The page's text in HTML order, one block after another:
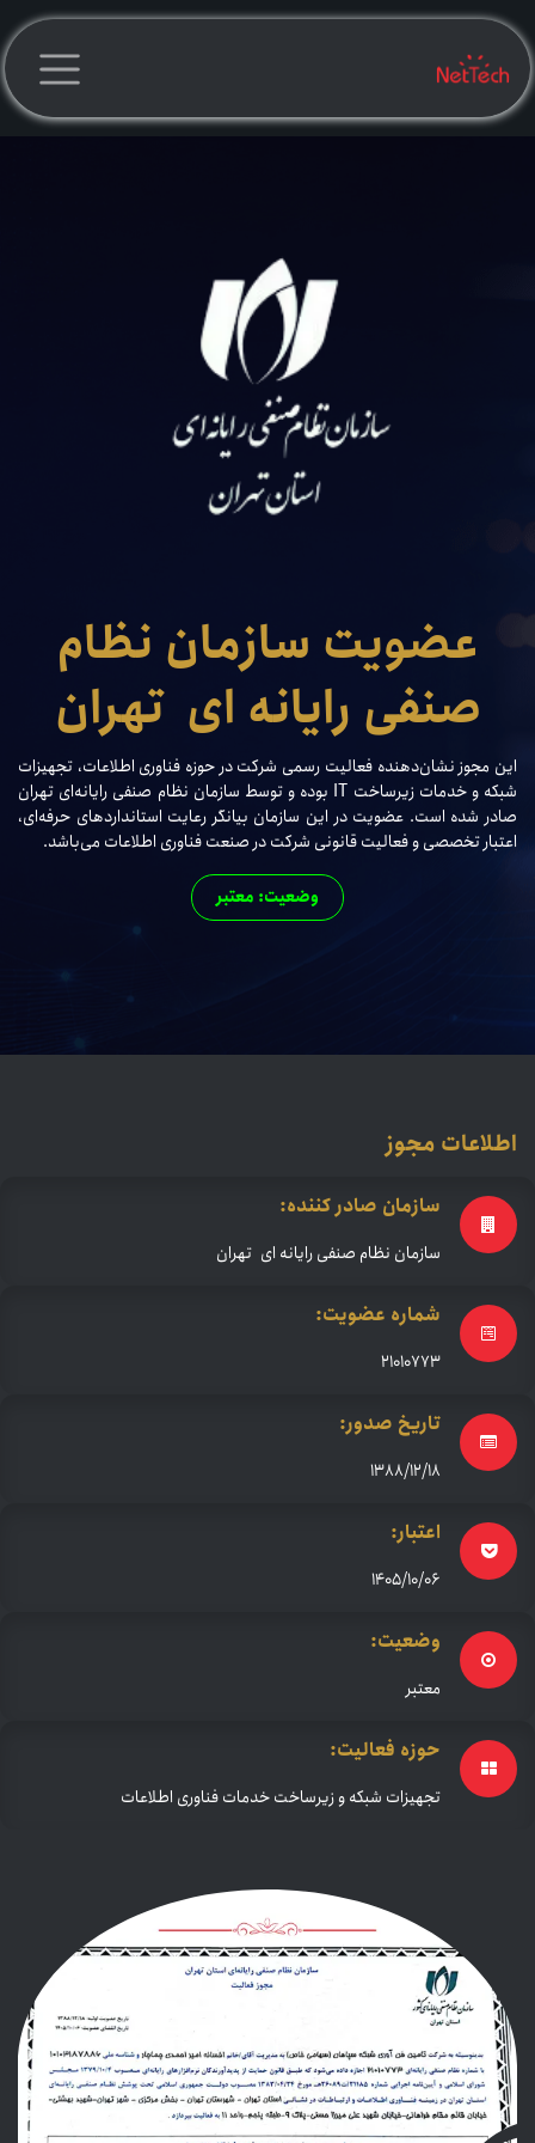
صرف نظر و مشاهده محتوا
عضویت سازمان نظام
صنفی رایانه ای تهران
این مجوز نشان‌دهنده فعالیت رسمی شرکت در حوزه فناوری اطلاعات، تجهیزات
شبکه و خدمات زیرساخت IT بوده و توسط سازمان نظام صنفی رایانه‌ای تهران
صادر شده است. عضویت در این سازمان بیانگر رعایت استانداردهای حرفه‌ای،
اعتبار تخصصی و فعالیت قانونی شرکت در صنعت فناوری اطلاعات می‌باشد.
وضعیت: معتبر
اطلاعات مجوز
سازمان صادر کننده:
سازمان نظام صنفی رایانه ای تهران
شماره عضویت:
21010773
تاریخ صدور:
1388/12/18
اعتبار:
1405/10/06
وضعیت:
معتبر
حوزه فعالیت:
تجهیزات شبکه و زیرساخت خدمات فناوری اطلاعات